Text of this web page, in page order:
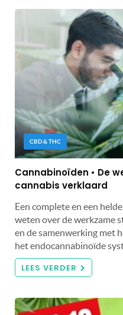
CBD & THC
Cannabinoïden • De
cannabis verklaard
Een complete en een
weten over de werkzame
en de samenwerking met
het endocannabinoïde
LEES VERDER